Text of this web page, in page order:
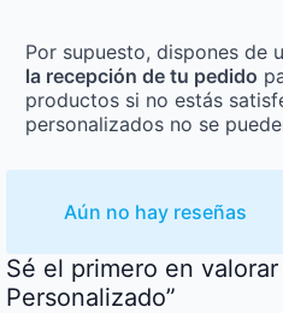
Por supuesto, dispones de
la recepción de tu pedido
productos si no estás
personalizados no se
Aún no hay reseñas
Sé el primero en
Personalizado”